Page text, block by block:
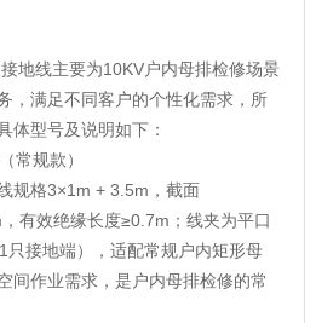
地线主要为10KV户内母排检修场景
，满足不同客户的个性化需求，所
体型号及说明如下：
常规款）
规格3×1m + 3.5m，截面
有效绝缘长度≥0.7m；线夹为平口
只接地端），适配常规户内矩形母
间作业需求，是户内母排检修的常